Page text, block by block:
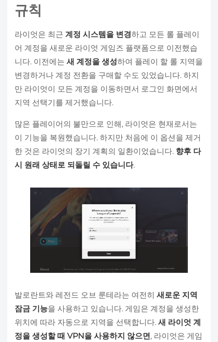
규칙
라이엇은 최근 계정 시스템을 변경하고 모든 롤 플레이
어 계정을 새로운 라이엇 게임즈 플랫폼으로 이전했습
니다. 이전에는 새 계정을 생성하여 플레이 할 롤 지역을
변경하거나 계정 전환을 구매할 수도 있었습니다. 하지
만 라이엇이 모든 계정을 이동하면서 로그인 화면에서
지역 선택기를 제거했습니다.
많은 플레이어의 불만으로 인해, 라이엇은 현재로서는
이 기능을 복원했습니다. 하지만 처음에 이 옵션을 제거
한 것은 라이엇의 장기 계획의 일환이었습니다. 향후 다
시 원래 상태로 되돌릴 수 있습니다.
발로란트와 레전드 오브 룬테라는 여전히 새로운 지역
잠금 기능을 사용하고 있습니다. 게임은 계정을 생성한
위치에 따라 자동으로 지역을 선택합니다. 새 라이엇 계
정을 생성할 때 VPN을 사용하지 않으면, 라이엇은 게임